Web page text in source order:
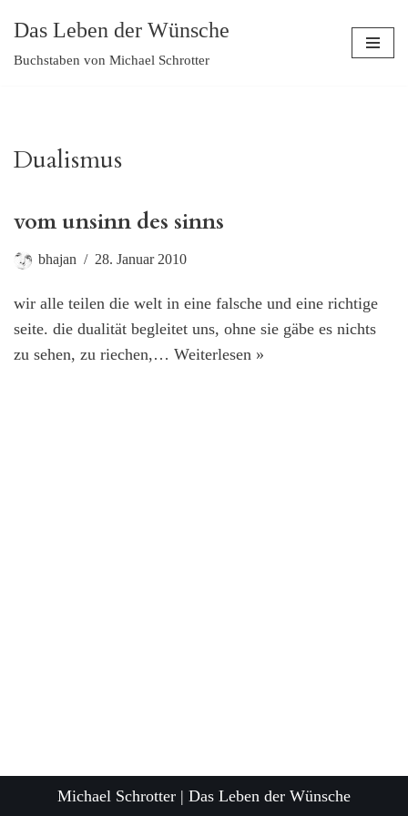
Zum
Das Leben der Wünsche
Buchstaben von Michael Schrotter
Dualismus
vom unsinn des sinns
bhajan 28. Januar 2010
wir alle teilen die welt in eine falsche und eine richtige
seite. die dualität begleitet uns, ohne sie gäbe es nichts
zu sehen, zu riechen,… Weiterlesen »
Michael Schrotter | Das Leben der Wünsche